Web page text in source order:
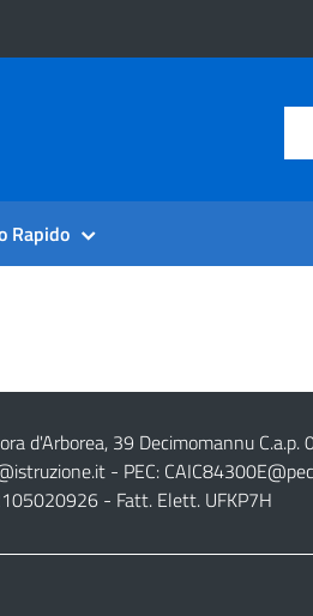
Rapido
d'Arborea, 39 Decimomannu C.a.p.
- PEC:
- Fatt. Elett. UFKP7H